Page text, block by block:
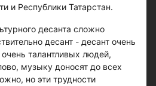
и Республики Татарстан.
десанта сложно
десант - десант очень
талантливых людей,
музыку доносят до всех
но эти трудности